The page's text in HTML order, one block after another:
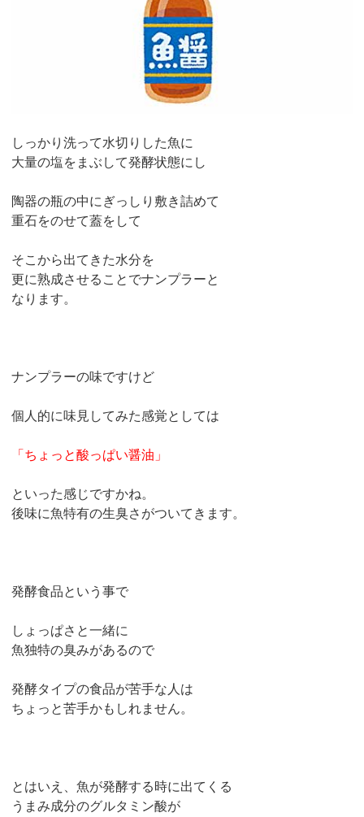
しっかり洗って水切りした魚に
大量の塩をまぶして発酵状態にし
陶器の瓶の中にぎっしり敷き詰めて
重石をのせて蓋をして
そこから出てきた水分を
更に熟成させることでナンプラーと
なります。
ナンプラーの味ですけど
個人的に味見してみた感覚としては
「ちょっと酸っぱい醤油」
といった感じですかね。
後味に魚特有の生臭さがついてきます。
発酵食品という事で
しょっぱさと一緒に
魚独特の臭みがあるので
発酵タイプの食品が苦手な人は
ちょっと苦手かもしれません。
とはいえ、魚が発酵する時に出てくる
うまみ成分のグルタミン酸が